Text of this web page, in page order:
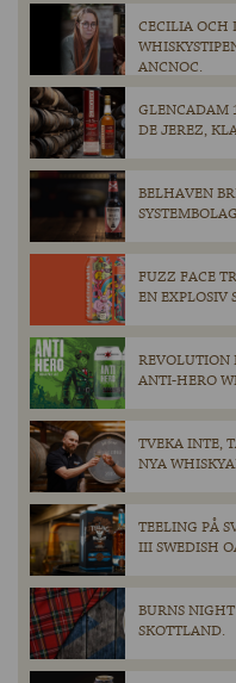
CECILIA OCH
ANCNOC.
GLENCADAM
DE JEREZ,
BELHAVEN
FUZZ FACE
EN EXPLOSIV
REVOLUTION
ANTI-HERO
TVEKA INTE,
NYA
TEELING PÅ
III SWEDISH
BURNS
SKOTTLAND.